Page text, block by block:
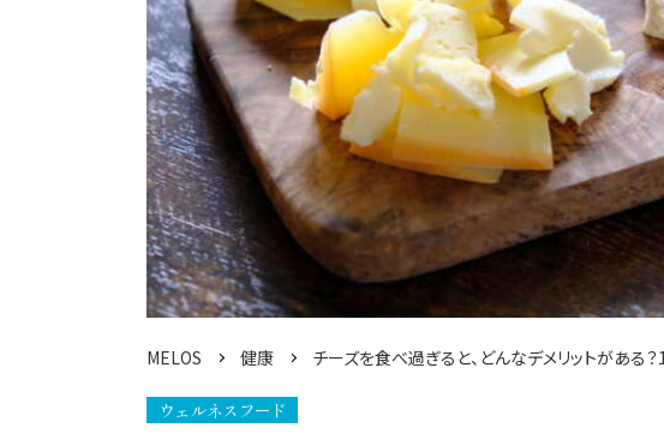
MELOS 健康 チーズを食べ過ぎると、どんなデメリットがある
ウェルネスフード